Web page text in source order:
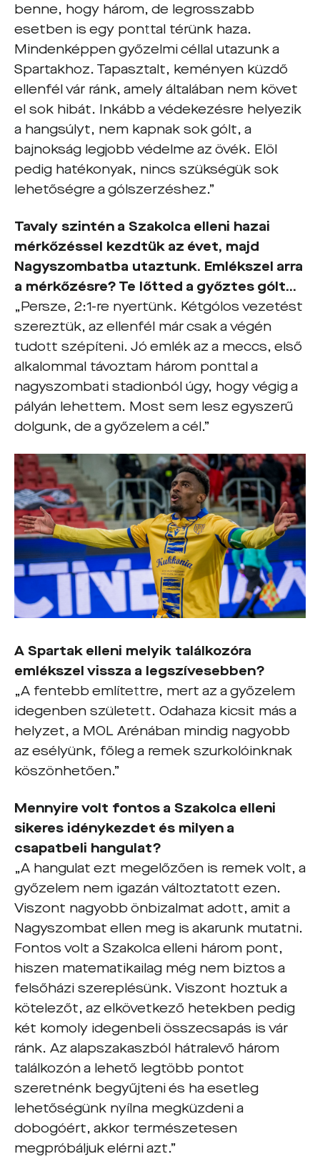
benne, hogy három, de legrosszabb
esetben is egy ponttal térünk haza.
Mindenképpen győzelmi céllal utazunk a
Spartakhoz. Tapasztalt, keményen küzdő
ellenfél vár ránk, amely általában nem követ
el sok hibát. Inkább a védekezésre helyezik
a hangsúlyt, nem kapnak sok gólt, a
bajnokság legjobb védelme az övék. Elöl
pedig hatékonyak, nincs szükségük sok
lehetőségre a gólszerzéshez.”
Tavaly szintén a Szakolca elleni hazai
mérkőzéssel kezdtük az évet, majd
Nagyszombatba utaztunk. Emlékszel arra
a mérkőzésre? Te lőtted a győztes gólt…
„Persze, 2:1-re nyertünk. Kétgólos vezetést
szereztük, az ellenfél már csak a végén
tudott szépíteni. Jó emlék az a meccs, első
alkalommal távoztam három ponttal a
nagyszombati stadionból úgy, hogy végig a
pályán lehettem. Most sem lesz egyszerű
dolgunk, de a győzelem a cél.”
A Spartak elleni melyik találkozóra
emlékszel vissza a legszívesebben?
„A fentebb említettre, mert az a győzelem
idegenben született. Odahaza kicsit más a
helyzet, a MOL Arénában mindig nagyobb
az esélyünk, főleg a remek szurkolóinknak
köszönhetően.”
Mennyire volt fontos a Szakolca elleni
sikeres idénykezdet és milyen a
csapatbeli hangulat?
„A hangulat ezt megelőzően is remek volt, a
győzelem nem igazán változtatott ezen.
Viszont nagyobb önbizalmat adott, amit a
Nagyszombat ellen meg is akarunk mutatni.
Fontos volt a Szakolca elleni három pont,
hiszen matematikailag még nem biztos a
felsőházi szereplésünk. Viszont hoztuk a
kötelezőt, az elkövetkező hetekben pedig
két komoly idegenbeli összecsapás is vár
ránk. Az alapszakaszból hátralevő három
találkozón a lehető legtöbb pontot
szeretnénk begyűjteni és ha esetleg
lehetőségünk nyílna megküzdeni a
dobogóért, akkor természetesen
megpróbáljuk elérni azt.”